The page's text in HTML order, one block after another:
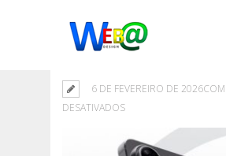
6 DE FEVEREIRO DE 2026
DESATIVADOSEM